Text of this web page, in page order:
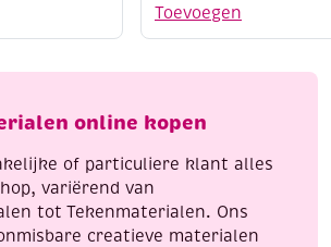
Toevoegen
100
hokjes
10
aantal
online kopen
of particuliere klant alles
variërend van
tot Tekenmaterialen. Ons
creatieve materialen